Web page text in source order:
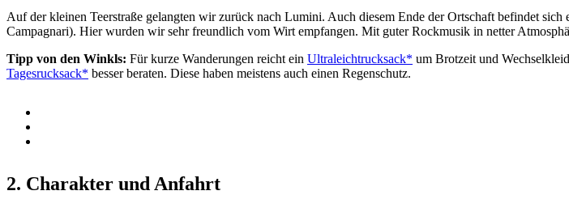
Auf der kleinen Teerstraße gelangten wir zurück nach Lumini. Auch diesem Ende der Ortschaft befindet
Campagnari). Hier wurden wir sehr freundlich vom Wirt empfangen. Mit guter Rockmusik in netter
Tipp von den Winkls: Für kurze Wanderungen reicht ein Ultraleichtrucksack* um Brotzeit und
Tagesrucksack* besser beraten. Diese haben meistens auch einen Regenschutz.
2. Charakter und Anfahrt